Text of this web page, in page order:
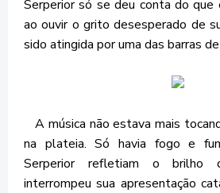
Serperior só se deu conta do que
ao ouvir o grito desesperado de
sido atingida por uma das barras
A música não estava mais
na plateia. Só havia fogo e
Serperior refletiam o brilho
interrompeu sua apresentação